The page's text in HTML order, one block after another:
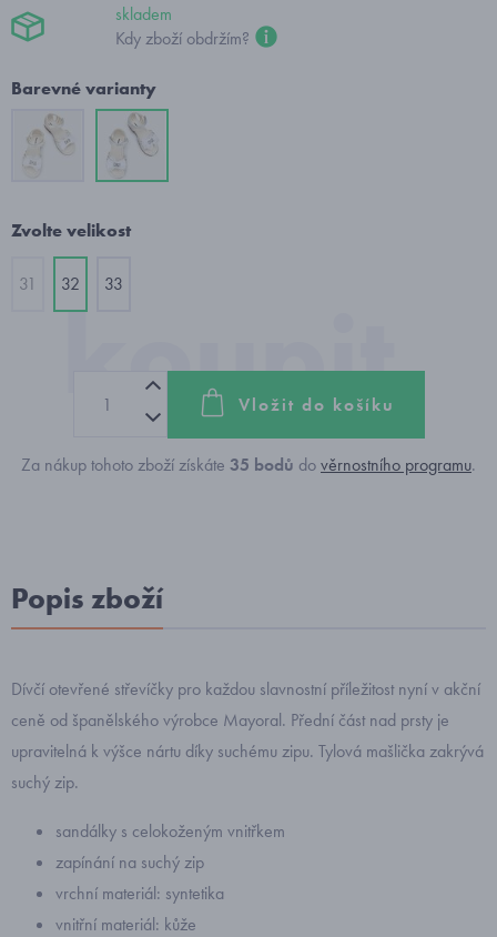
skladem
Kdy zboží obdržím?
Barevné varianty
Zvolte velikost
31 32 33
Vložit do košíku
Za nákup tohoto zboží získáte 35 bodů dověrnostního programu.
Popis zboží
Dívčí otevřené střevíčky pro každou slavnostní příležitost nyní v akční
ceně od španělského výrobce Mayoral. Přední část nad prsty je
upravitelná k výšce nártu díky suchému zipu. Tylová mašlička zakrývá
suchý zip.
sandálky s celokoženým vnitřkem
zapínání na suchý zip
vrchní materiál: syntetika
vnitřní materiál: kůže